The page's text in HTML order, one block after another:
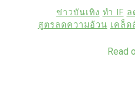
ข่าวบันเทิง ทำ IF ล
สูตรลดความอ้วน เคล็ด
Read